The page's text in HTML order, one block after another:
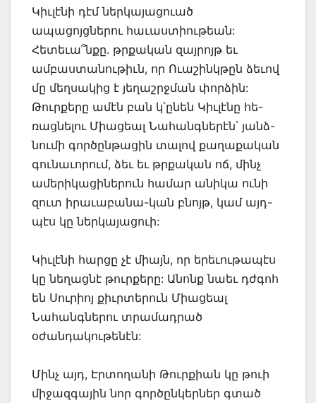
Կիւլէնի դէմ ներկայացուած
ապացոյցներու հաւաստիութեան:
Հետեւա՞նքը. թրքական զայրոյթ եւ
ամբաստանութիւն, որ Ուաշինկթըն ձեւով
մը մեղսակից է յեղաշրջման փորձին:
Թուրքերը ամէն բան կ՝ընեն Կիւլէնը հե-
ռացնելու Միացեալ Նահանգներէն՝ յանձ-
նումի գործընթացին տալով քաղաքական
գունաւորում, ձեւ եւ թրքական ոճ, մինչ
ամերիկացիներուն համար անիկա ունի
զուտ իրաւաբանա-կան բնոյթ, կամ այդ-
պէս կը ներկայացուի:
Կիւլէնի հարցը չէ միայն, որ երեւութապէս
կը նեղացնէ թուրքերը: Անոնք նաեւ դժգոհ
են Սուրիոյ քիւրտերուն Միացեալ
Նահանգներու տրամադրած
օժանդակութենէն:
Մինչ այդ, Էրտողանի Թուրքիան կը թուի
միջազգային նոր գործընկերներ գտած